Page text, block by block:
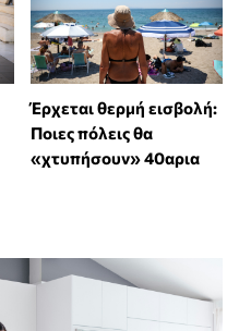
Έρχεται θερμή εισβολή:
Ποιες πόλεις θα
«χτυπήσουν» 40αρια